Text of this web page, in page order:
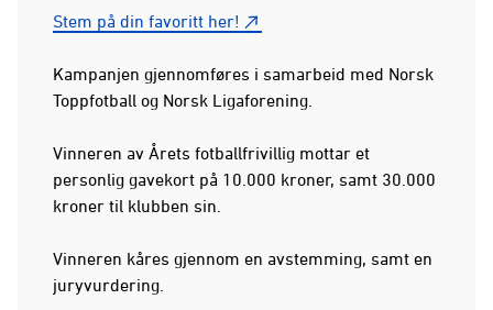
Stem på din favoritt her!
Kampanjen gjennomføres i samarbeid med Norsk
Toppfotball og Norsk Ligaforening.
Vinneren av Årets fotballfrivillig mottar et
personlig gavekort på 10.000 kroner, samt 30.000
kroner til klubben sin.
Vinneren kåres gjennom en avstemming, samt en
juryvurdering.